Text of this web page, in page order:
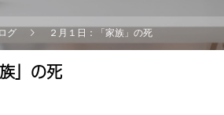
グ ２月１日：「家族」の死
」の死